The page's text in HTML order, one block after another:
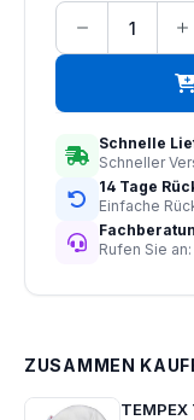
Schnelle
Schneller
14 Tage
Einfache
Rufen Sie
ZUSAMMEN